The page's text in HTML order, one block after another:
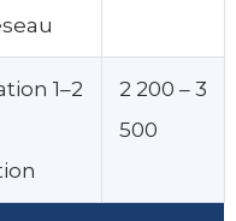
1–2
2 200 – 3
500